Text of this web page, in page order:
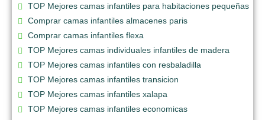
TOP Mejores camas infantiles para habitaciones pequeñas
Comprar camas infantiles almacenes paris
Comprar camas infantiles flexa
TOP Mejores camas individuales infantiles de madera
TOP Mejores camas infantiles con resbaladilla
TOP Mejores camas infantiles transicion
TOP Mejores camas infantiles xalapa
TOP Mejores camas infantiles economicas